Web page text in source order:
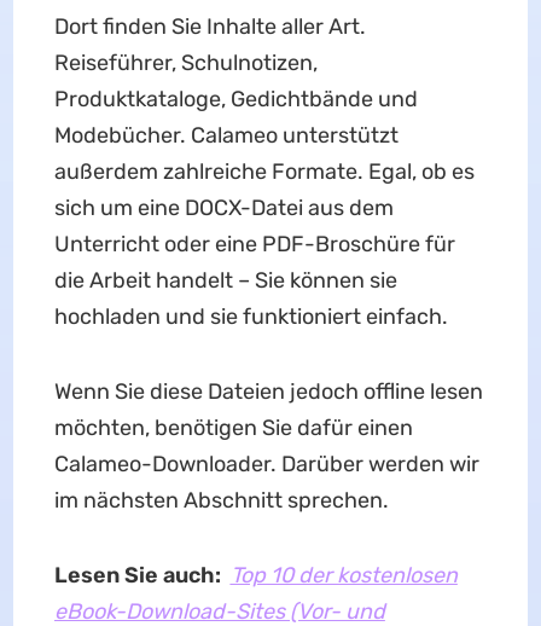
Dort finden Sie Inhalte aller Art.
Reiseführer, Schulnotizen,
Produktkataloge, Gedichtbände und
Modebücher. Calameo unterstützt
außerdem zahlreiche Formate. Egal, ob es
sich um eine DOCX-Datei aus dem
Unterricht oder eine PDF-Broschüre für
die Arbeit handelt – Sie können sie
hochladen und sie funktioniert einfach.
Wenn Sie diese Dateien jedoch offline lesen
möchten, benötigen Sie dafür einen
Calameo-Downloader. Darüber werden wir
im nächsten Abschnitt sprechen.
Lesen Sie auch: Top 10 der kostenlosen
eBook-Download-Sites (Vor- und